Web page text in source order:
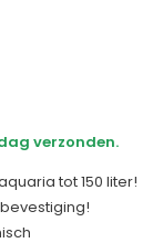
verzonden.
tot 150 liter!